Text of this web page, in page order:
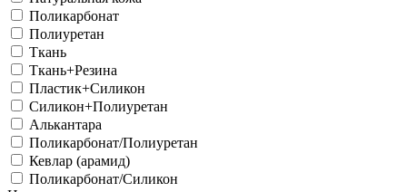
Поликарбонат
Полиуретан
Ткань
Ткань+Резина
Пластик+Силикон
Силикон+Полиуретан
Алькантара
Поликарбонат/Полиуретан
Кевлар (арамид)
Поликарбонат/Силикон